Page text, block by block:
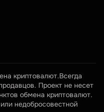
криптовалют.Всегда
Проект не несет
обмена криптовалют.
недобросовестной